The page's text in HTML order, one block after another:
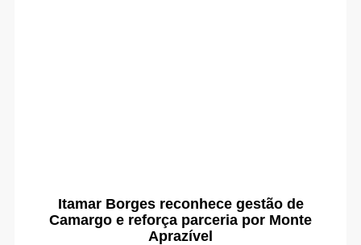
Itamar Borges reconhece gestão de
Camargo e reforça parceria por Monte
Aprazível